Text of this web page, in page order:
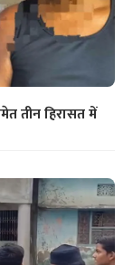
तीन हिरासत में